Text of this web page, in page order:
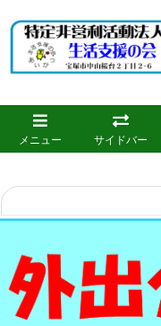
メニュー サイドバー